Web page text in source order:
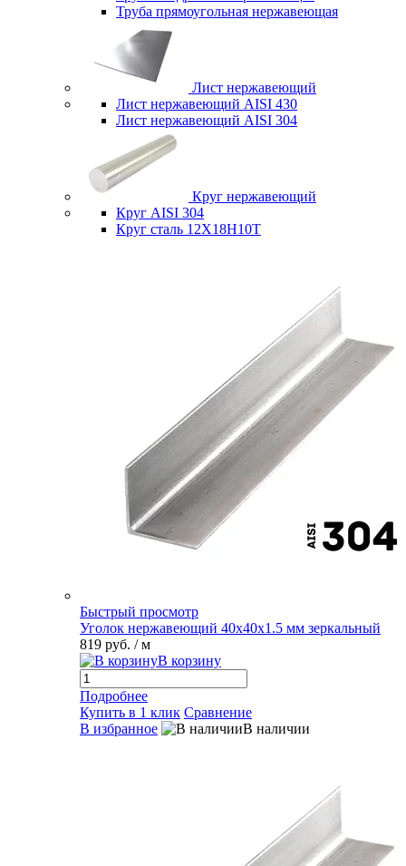
Труба прямоугольная нержавеющая
Лист нержавеющий
Лист нержавеющий AISI 430
Лист нержавеющий AISI 304
Круг нержавеющий
Круг AISI 304
Круг сталь 12Х18Н10Т
Быстрый просмотр
Уголок нержавеющий 40х40х1.5 мм зеркальный
819 руб. / м
В корзину
Подробнее
Купить в 1 клик Сравнение
В избранное
В наличии